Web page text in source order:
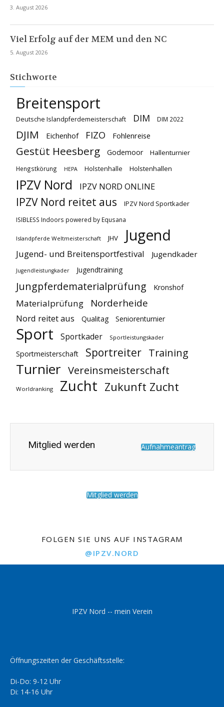
3. August 2026
Viel Erfolg auf der MEM und den NC
5. August 2026
Stichworte
Breitensport
Deutsche Islandpferdemeisterschaft DIM DIM 2022
DJIM Eichenhof FIZO Fohlenreise
Gestüt Heesberg Godemoor Hallenturnier
Hengstkörung HEPA Holstenhalle Holstenhallen
IPZV Nord IPZV NORD ONLINE
IPZV Nord reitet aus IPZV Nord Sportkader
ISIBLESS Indoors powered by Equsana
Islandpferde Weltmeisterschaft JHV Jugend
Jugend- und Breitensportfestival Jugendkader
Jugendleistungkader Jugendtraining
Jungpferdematerialprüfung Kronshof
Materialprüfung Norderheide
Nord reitet aus Qualitag Seniorenturnier
Sport Sportkader Sportleistungskader
Sportmeisterschaft Sportreiter Training
Turnier Vereinsmeisterschaft
Worldranking Zucht Zukunft Zucht
Mitglied werden Aufnahmeantrag
Mitglied werden
FOLGEN SIE UNS AUF INSTAGRAM
@IPZV.NORD
IPZV Nord -- mein Verein
Öffnungszeiten der Geschäftsstelle:
Di-Do: 9-12 Uhr
Di: 14-16 Uhr